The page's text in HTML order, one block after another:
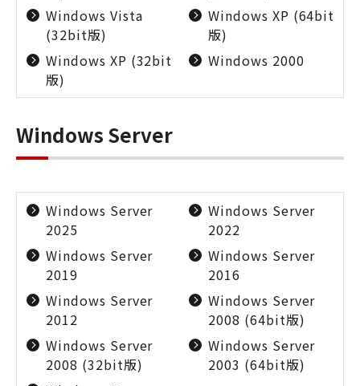
Windows Vista
(32bit版)
Windows XP (64bit
版)
Windows XP (32bit
版)
Windows 2000
Windows Server
Windows Server
2025
Windows Server
2022
Windows Server
2019
Windows Server
2016
Windows Server
2012
Windows Server
2008 (64bit版)
Windows Server
2008 (32bit版)
Windows Server
2003 (64bit版)